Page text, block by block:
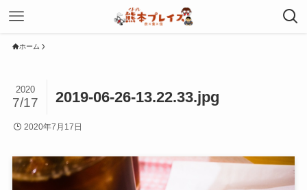
ホーム
2019-06-26-13.22.33.jpg
2020
7/17
2020年7月17日